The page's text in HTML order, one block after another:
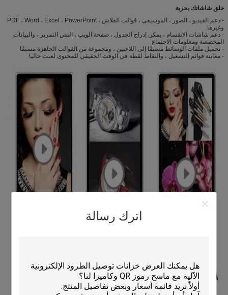
اترك رسالة
خلق شاشاتك بحرية
- دعم الفيديو ، الصور ، الموسيقى ، قوالب الفلاش ، PDF ، Word ، Excel ، PowerPoint
وغيرها.
- دعم شاشات الانقسام ، يمكن إدراج الجدول ، صفحة الويب ، النص التمرير ، والبيانات
المخصصة ومعلومات الاجتماع
- تحميل ملفات الوسائط مسبقًا إلى اللاعبين ، ومجموعة من القوالب الجاهزة مسبقًا
- معاينة قوائم التشغيل ، والتقاط لقطة في الوقت الحقيقي للمحتوى لعبت حاليا